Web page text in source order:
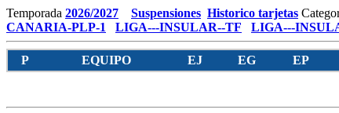
Temporada 2026/2027 Suspensiones Historico tarjetas
CANARIA-PLP-1
LIGA---INSULAR--TF LIGA---
P EQUIPO EJ EG EP